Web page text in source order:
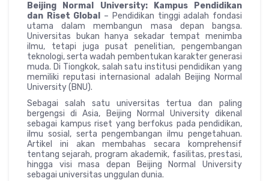
Beijing Normal University: Kampus Pendidikan
dan Riset Global
– Pendidikan tinggi adalah fondasi
utama dalam membangun masa depan bangsa.
Universitas bukan hanya sekadar tempat menimba
ilmu, tetapi juga pusat penelitian, pengembangan
teknologi, serta wadah pembentukan karakter generasi
muda. Di Tiongkok, salah satu institusi pendidikan yang
memiliki reputasi internasional adalah Beijing Normal
University (BNU).
Sebagai salah satu universitas tertua dan paling
bergengsi di Asia, Beijing Normal University dikenal
sebagai kampus riset yang berfokus pada pendidikan,
ilmu sosial, serta pengembangan ilmu pengetahuan.
Artikel ini akan membahas secara komprehensif
tentang sejarah, program akademik, fasilitas, prestasi,
hingga visi masa depan Beijing Normal University
sebagai universitas unggulan dunia.